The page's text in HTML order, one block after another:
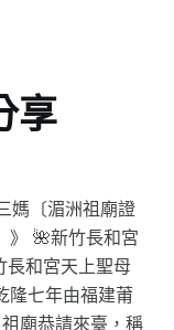
享
媽〔湄洲祖廟證
》 🌺新竹長和宮
長和宮天上聖母
隆七年由福建莆
廟恭請來臺，稱